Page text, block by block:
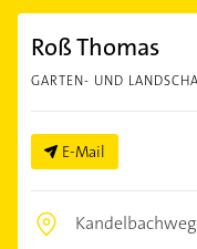
Roß Thomas
GARTEN- UND
E-Mail